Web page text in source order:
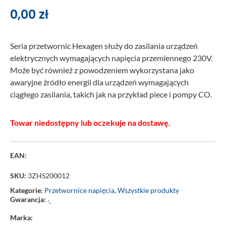
0,00 zł
Seria przetwornic Hexagen służy do zasilania urządzeń
elektrycznych wymagających napięcia przemiennego 230V.
Może być również z powodzeniem wykorzystana jako
awaryjne źródło energii dla urządzeń wymagających
ciągłego zasilania, takich jak na przykład piece i pompy CO.
Towar niedostępny lub oczekuje na dostawę.
EAN:
SKU: 3ZHS200012
Kategorie: Przetwornice napięcia,Wszystkie produkty
Gwarancja: ‘-
Marka: